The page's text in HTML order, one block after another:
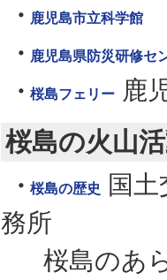
鹿児島市立科学館
鹿児島県防災研修セ
桜島フェリー 鹿
桜島の火山
桜島の歴史
国
務所
桜島のあ